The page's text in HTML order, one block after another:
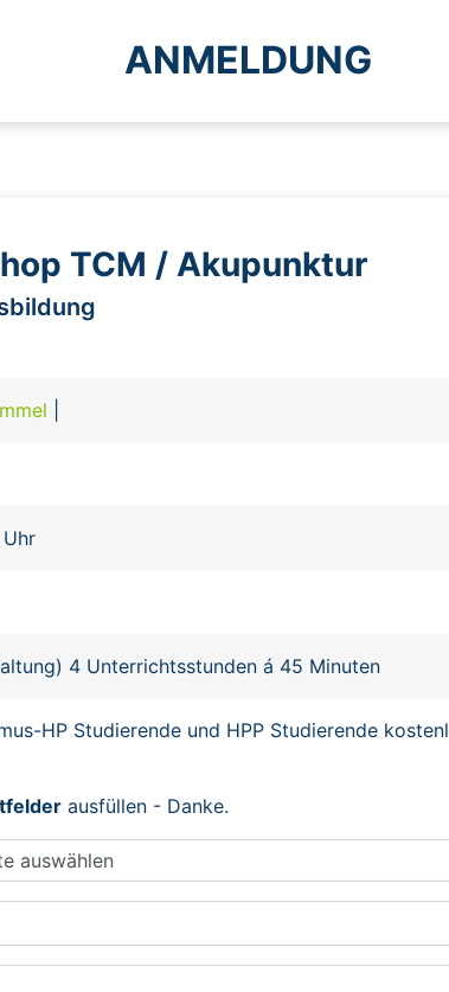
ANMELDUNG
TCM / Akupunktur
4 Unterrichtsstunden á 45 Minuten
HP Studierende und HPP Studierende
ausfüllen - Danke.